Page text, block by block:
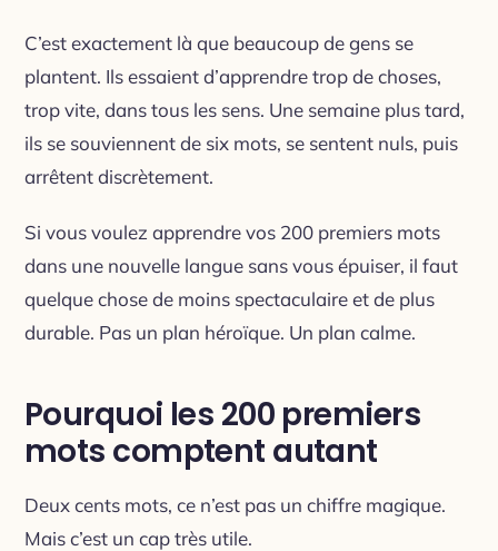
C’est exactement là que beaucoup de gens se
plantent. Ils essaient d’apprendre trop de choses,
trop vite, dans tous les sens. Une semaine plus tard,
ils se souviennent de six mots, se sentent nuls, puis
arrêtent discrètement.
Si vous voulez apprendre vos 200 premiers mots
dans une nouvelle langue sans vous épuiser, il faut
quelque chose de moins spectaculaire et de plus
durable. Pas un plan héroïque. Un plan calme.
Pourquoi les 200 premiers
mots comptent autant
Deux cents mots, ce n’est pas un chiffre magique.
Mais c’est un cap très utile.